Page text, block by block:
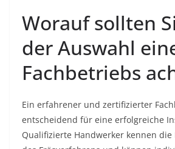
Worauf sollten
der Auswahl
Fachbetriebs
Ein erfahrener und zertifizierter
entscheidend für eine erfolgreiche
Qualifizierte Handwerker kennen die